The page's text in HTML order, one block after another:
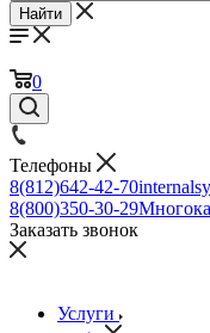
Найти
0
Телефоны
8(812)642-42-70
8(800)350-30-29
Заказать звонок
Услуги